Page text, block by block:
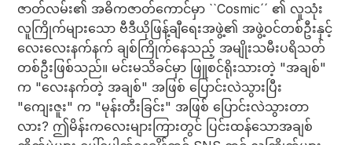
ဇာတ်လမ်း၏ အဓိကဇာတ်ကောင်မှာ ``Cosmic´´ ၏ လူသုံး
လူကြိုက်များသော ဗီဒီယိုဖြန့်ချီရေးအဖွဲ့၏ အဖွဲ့ဝင်တစ်ဦးနှင့်
လေးလေးနက်နက် ချစ်ကြိုက်နေသည့် အမျိုးသမီးပရိသတ်
တစ်ဦးဖြစ်သည်။ မင်းမသိခင်မှာ ဖြူစင်ရိုးသားတဲ့ "အချစ်"
က "လေးနက်တဲ့ အချစ်" အဖြစ် ပြောင်းလဲသွားပြီး
"ကျေးဇူး" က "မုန်းတီးခြင်း" အဖြစ် ပြောင်းလဲသွားတာ
လား? ဤမိန်းကလေးများကြားတွင် ပြင်းထန်သောအချစ်